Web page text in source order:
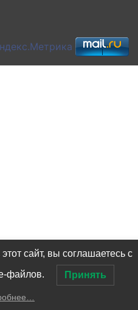
сайт, вы соглашаетесь с
файлов. Принять